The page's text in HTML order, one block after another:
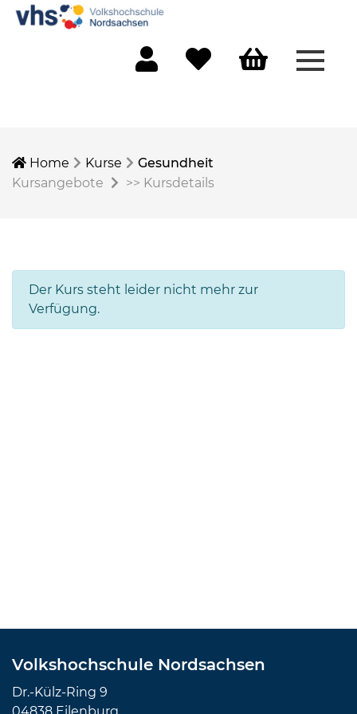
Home Kurse
Gesundheit
Kursangebote
>> Kursdetails
Der Kurs steht leider nicht mehr zur
Verfügung.
Volkshochschule Nordsachsen
Dr.-Külz-Ring 9